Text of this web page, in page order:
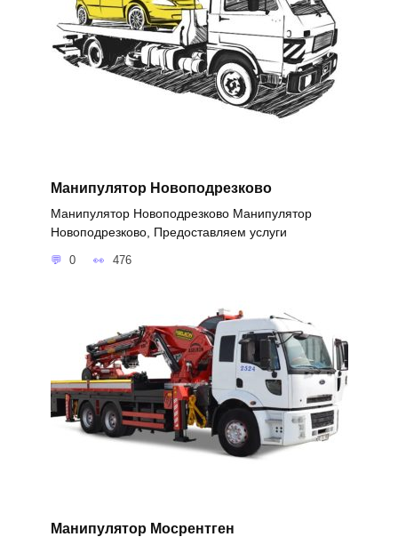
Манипулятор Новоподрезково
Манипулятор Новоподрезково Манипулятор
Новоподрезково, Предоставляем услуги
0 476
Манипулятор Мосрентген